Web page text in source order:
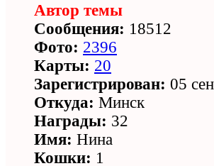
Автор темы
Сообщения: 18512
Фото: 2396
Карты: 20
Зарегистрирован: 05
Откуда: Минск
Награды: 32
Имя: Нина
Кошки: 1